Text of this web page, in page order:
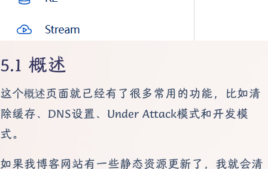
概述
这个概述页面就已经有了很多常用的功能，比如清
除缓存、DNS设置、Under Attack模式和开发模
式。
如果我博客网站有一些静态资源更新了，我就会清